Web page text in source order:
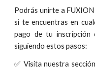
Podrás unirte a
si te encuentras en
pago de tu inscripción
siguiendo estos pasos:
✅ Visita nuestra